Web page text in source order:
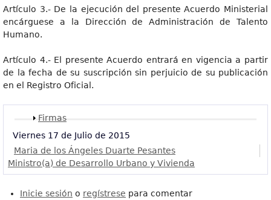
Artículo 3.- De la ejecución del presente Acuerdo Ministerial
encárguese a la Dirección de Administración de Talento
Humano.
Artículo 4.- El presente Acuerdo entrará en vigencia a partir
de la fecha de su suscripción sin perjuicio de su publicación
en el Registro Oficial.
Mostrar
Firmas
Viernes 17 de Julio de 2015
Maria de los Ángeles Duarte Pesantes
Ministro(a) de Desarrollo Urbano y Vivienda
Inicie sesión o regístrese para comentar